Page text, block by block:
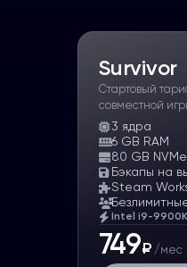
Survivor
Стартовый
совместной
3 ядра
6 GB RAM
80 GB NVMe
Бэкапы на
Steam
Intel i9-
749₽ /мес